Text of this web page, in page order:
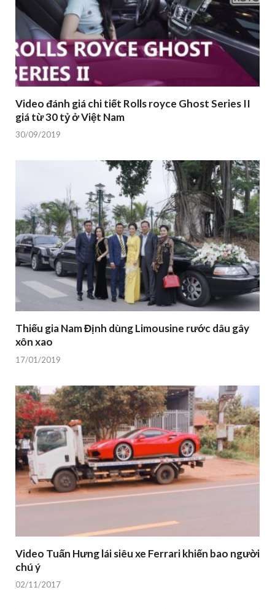
Video đánh giá chi tiết Rolls royce Ghost Series II
giá từ 30 tỷ ở Việt Nam
30/09/2019
Thiếu gia Nam Định dùng Limousine rước dâu gây
xôn xao
17/01/2019
Video Tuấn Hưng lái siêu xe Ferrari khiến bao người
chú ý
02/11/2017